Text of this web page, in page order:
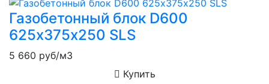
Газобетонный блок D600
625х375х250 SLS
5 660 руб/м3
Купить